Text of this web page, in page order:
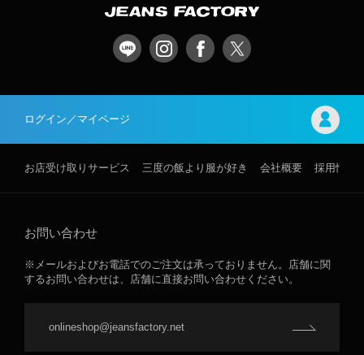
ログイン／マイページ
お店受け取りサービス 三度の飯より服が好き 会社概要 採用情報
お問い合わせ
※メールおよびお電話でのご注文は承っておりません。店舗に関
するお問い合わせは、店舗に直接お問い合わせください。
onlineshop@jeansfactory.net